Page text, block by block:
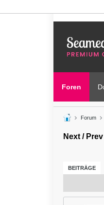
Foren
Forum
Next /
BEITRÄGE